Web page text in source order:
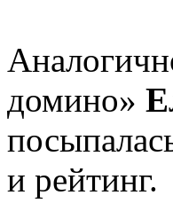
домино»
и рейтинг.